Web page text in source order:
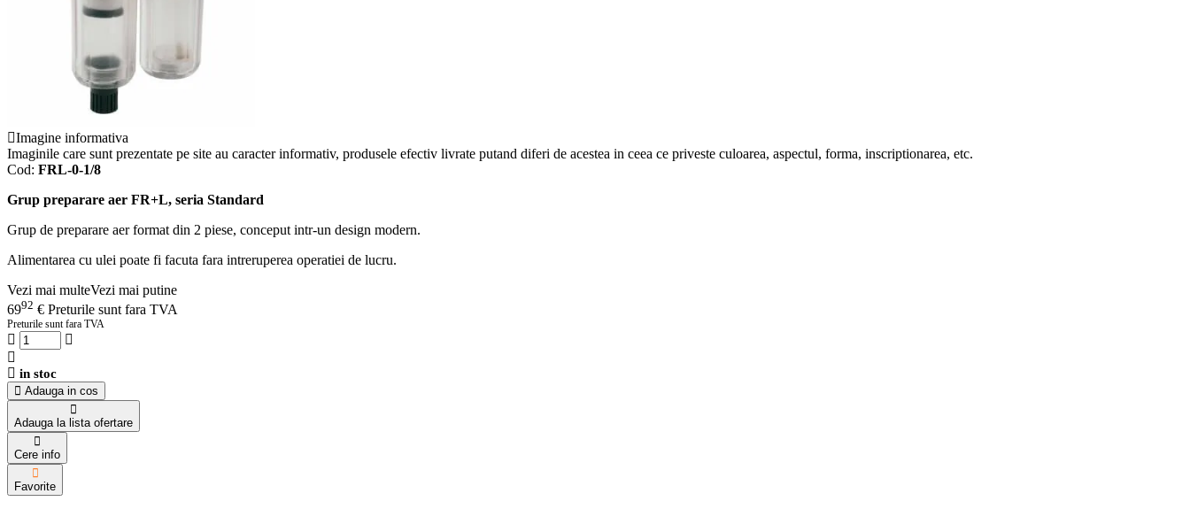
Imagine informativa
Imaginile care sunt prezentate pe site au caracter informativ, produsele efectiv livrate putand diferi de acestea in ceea ce priveste culoarea, aspectul, forma, inscriptionarea, etc.
Cod: FRL-0-1/8
Grup preparare aer FR+L, seria Standard
Grup de preparare aer format din 2 piese, conceput intr-un design modern.
Alimentarea cu ulei poate fi facuta fara intreruperea operatiei de lucru.
Vezi mai multeVezi mai putine
6992 € Preturile sunt fara TVA
Preturile sunt fara TVA
in stoc
Adauga in cos
Adauga la lista ofertare
Cere info
Favorite